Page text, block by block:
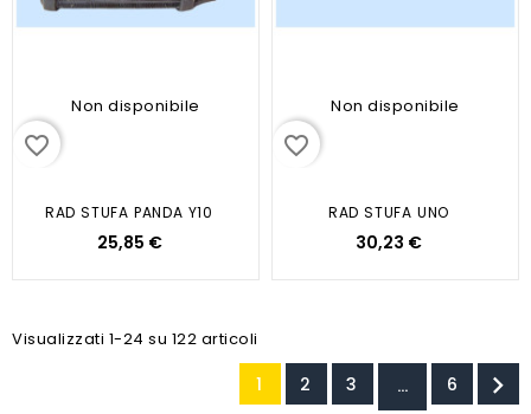
Non disponibile
favorite_border
RAD STUFA PANDA Y10
25,85 €
Non disponibile
favorite_border
RAD STUFA UNO
30,23 €
Visualizzati 1-24 su 122 articoli
1 2 3 … 6 